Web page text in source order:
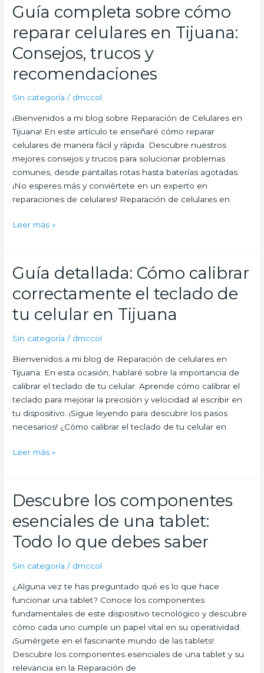
Guía completa sobre cómo
reparar celulares en Tijuana:
Consejos, trucos y
recomendaciones
Sin categoría / dmccol
¡Bienvenidos a mi blog sobre Reparación de Celulares en
Tijuana! En este artículo te enseñaré cómo reparar
celulares de manera fácil y rápida. Descubre nuestros
mejores consejos y trucos para solucionar problemas
comunes, desde pantallas rotas hasta baterías agotadas.
¡No esperes más y conviértete en un experto en
reparaciones de celulares! Reparación de celulares en
Guía
completa
sobre
cómo
reparar
celulares
Tijuana:
Consejos,
trucos
y
recomendaciones
Leer más »
Guía detallada: Cómo calibrar
correctamente el teclado de
tu celular en Tijuana
Sin categoría / dmccol
Bienvenidos a mi blog de Reparación de celulares en
Tijuana. En esta ocasión, hablaré sobre la importancia de
calibrar el teclado de tu celular. Aprende cómo calibrar el
teclado para mejorar la precisión y velocidad al escribir en
tu dispositivo. ¡Sigue leyendo para descubrir los pasos
necesarios! ¿Cómo calibrar el teclado de tu celular en
Guía
Cómo
calibrar
correctamente
el
de
tu
celular
en
Tijuana
Leer más »
Descubre los componentes
esenciales de una tablet:
Todo lo que debes saber
Sin categoría / dmccol
¿Alguna vez te has preguntado qué es lo que hace
funcionar una tablet? Conoce los componentes
fundamentales de este dispositivo tecnológico y descubre
cómo cada uno cumple un papel vital en su operatividad.
¡Sumérgete en el fascinante mundo de las tablets!
Descubre los componentes esenciales de una tablet y su
relevancia en la Reparación de
Descubre
componentes
esenciales
de
una
Todo
lo
que
debes
saber